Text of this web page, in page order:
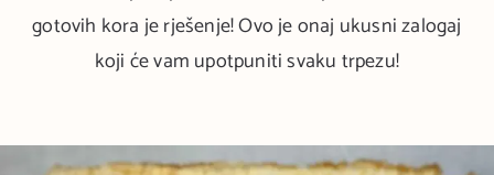
gotovih kora je rješenje! Ovo je onaj ukusni zalogaj
koji će vam upotpuniti svaku trpezu!